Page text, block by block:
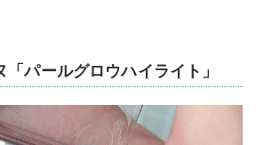
パールグロウハイライト」